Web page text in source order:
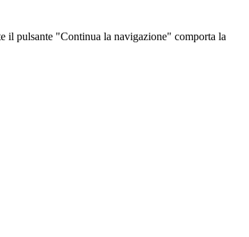
il pulsante "Continua la navigazione" comporta la